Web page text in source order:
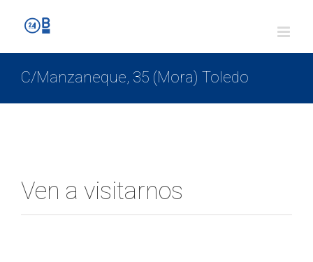
C/Manzaneque, 35 (Mora) Toledo
Ven a visitarnos